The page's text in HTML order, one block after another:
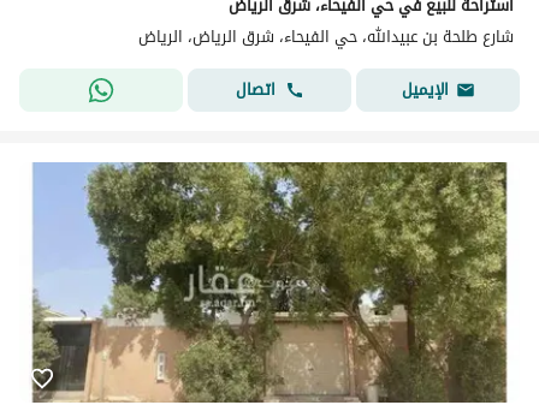
شارع طلحة بن عبيدالله، حي الفيحاء، شرق الرياض، الرياض
الإيميل
اتصال